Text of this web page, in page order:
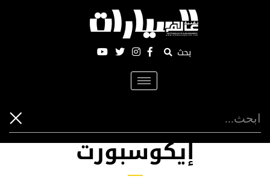
بحث
Toggle
navigation
إيكوسبورت